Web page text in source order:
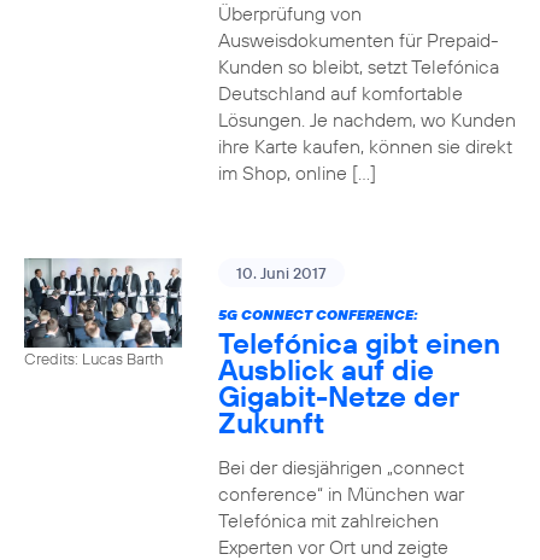
Überprüfung von
Ausweisdokumenten für Prepaid-
Kunden so bleibt, setzt Telefónica
Deutschland auf komfortable
Lösungen. Je nachdem, wo Kunden
ihre Karte kaufen, können sie direkt
im Shop, online […]
Credits: Lucas Barth
10. Juni 2017
5G CONNECT CONFERENCE:
Telefónica gibt einen
Ausblick auf die
Gigabit-Netze der
Zukunft
Bei der diesjährigen „connect
conference“ in München war
Telefónica mit zahlreichen
Experten vor Ort und zeigte